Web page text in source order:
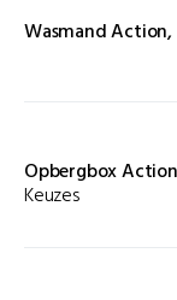
Wasmand
Opbergbox
Keuzes